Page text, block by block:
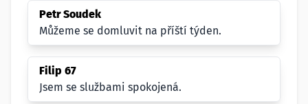
Petr Soudek
Můžeme se domluvit na příští týden.
Filip 67
Jsem se službami spokojená.